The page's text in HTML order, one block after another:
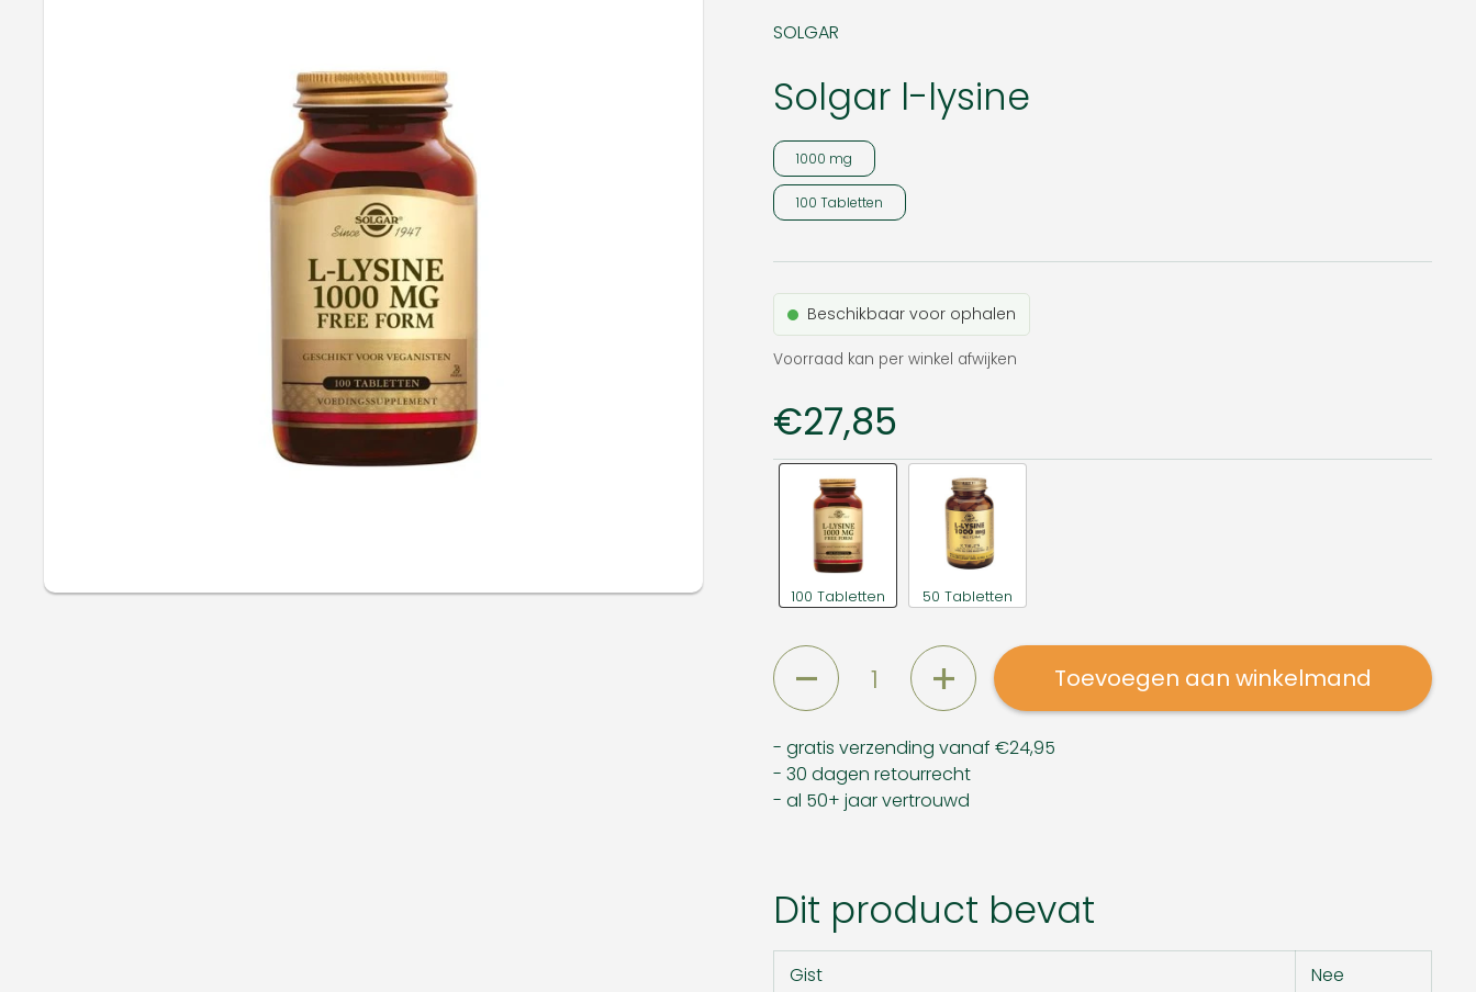
SOLGAR
Solgar l-lysine
1000 mg
100 Tabletten
Beschikbaar voor ophalen
Voorraad kan per winkel afwijken
Prijs:
€27,85
100 Tabletten 50 Tabletten
Aantal
Toevoegen aan winkelmand
- gratis verzending vanaf €24,95
- 30 dagen retourrecht
- al 50+ jaar vertrouwd
Dit product bevat
Gist
Nee